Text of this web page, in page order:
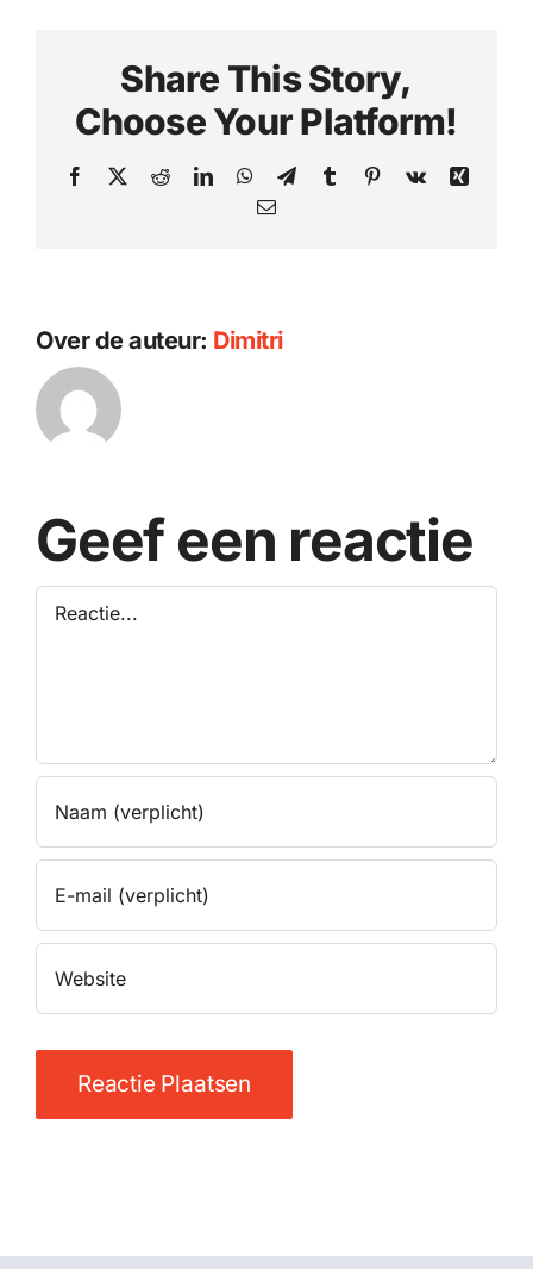
Share This Story,
Choose Your Platform!
Facebook
X RedditLinkedInWhatsApp
TelegramTumblrPinterest
Vk
Xing
E-
Over de auteur: Dimitri
Geef een reactie
Reactie